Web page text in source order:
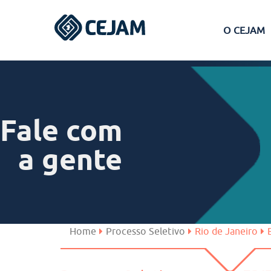
O CEJAM
Ferraz de Vasconcelos
São José dos Campos
Fale com
a gente
Home Processo Seletivo Rio de Janeiro